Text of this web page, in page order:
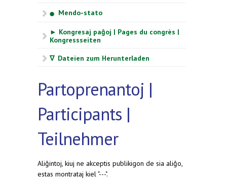
⬤ Mendo-stato
► Kongresaj paĝoj | Pages du congrès |
Kongressseiten
∇ Dateien zum Herunterladen
Partoprenantoj |
Participants |
Teilnehmer
Aliĝintoj, kiuj ne akceptis publikigon de sia aliĝo,
estas montrataj kiel "---".